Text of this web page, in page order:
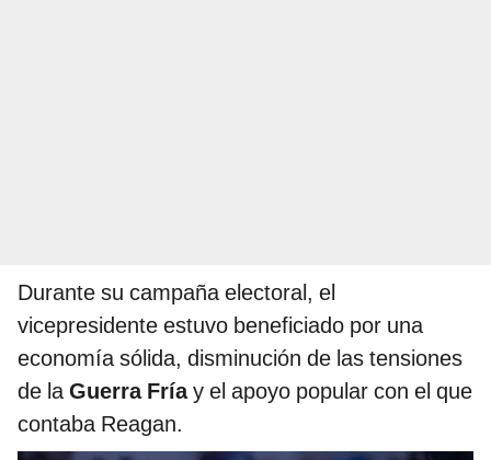
Durante su campaña electoral, el
vicepresidente estuvo beneficiado por una
economía sólida, disminución de las tensiones
de laGuerra Fríay el apoyo popular con el que
contaba Reagan.